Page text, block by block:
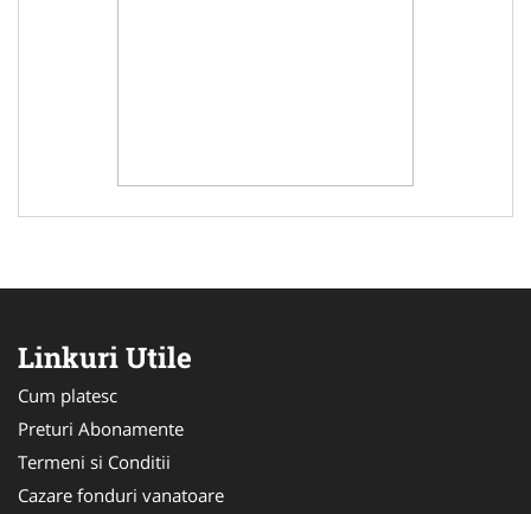
Linkuri Utile
Cum platesc
Preturi Abonamente
Termeni si Conditii
Cazare fonduri vanatoare